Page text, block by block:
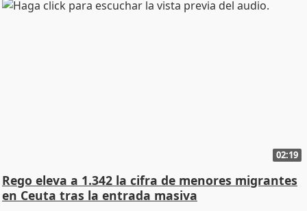
02:19
Rego eleva a 1.342 la cifra de menores migrantes
en Ceuta tras la entrada masiva